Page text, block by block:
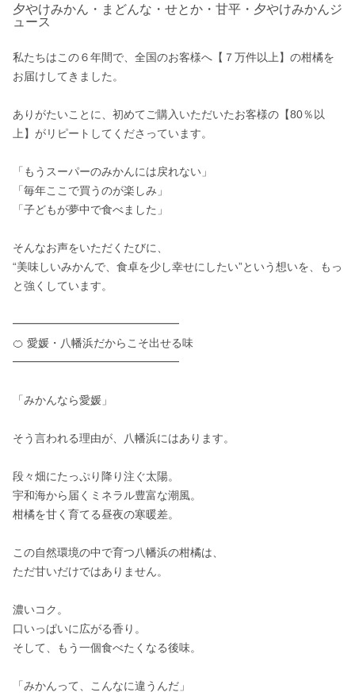
夕やけみかん・まどんな・せとか・甘平・夕やけみかんジ
ュース
私たちはこの６年間で、全国のお客様へ【７万件以上】の柑橘を
お届けしてきました。
ありがたいことに、初めてご購入いただいたお客様の【80％以
上】がリピートしてくださっています。
「もうスーパーのみかんには戻れない」
「毎年ここで買うのが楽しみ」
「子どもが夢中で食べました」
そんなお声をいただくたびに、
“美味しいみかんで、食卓を少し幸せにしたい”という想いを、もっ
と強くしています。
━━━━━━━━━━━━━━━
🍊 愛媛・八幡浜だからこそ出せる味
━━━━━━━━━━━━━━━
「みかんなら愛媛」
そう言われる理由が、八幡浜にはあります。
段々畑にたっぷり降り注ぐ太陽。
宇和海から届くミネラル豊富な潮風。
柑橘を甘く育てる昼夜の寒暖差。
この自然環境の中で育つ八幡浜の柑橘は、
ただ甘いだけではありません。
濃いコク。
口いっぱいに広がる香り。
そして、もう一個食べたくなる後味。
「みかんって、こんなに違うんだ」